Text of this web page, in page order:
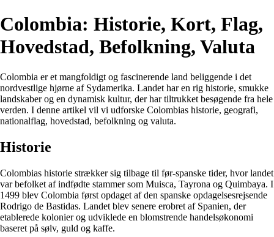
Colombia: Historie, Kort, Flag,
Hovedstad, Befolkning, Valuta
Colombia er et mangfoldigt og fascinerende land beliggende i det
nordvestlige hjørne af Sydamerika. Landet har en rig historie, smukke
landskaber og en dynamisk kultur, der har tiltrukket besøgende fra hele
verden. I denne artikel vil vi udforske Colombias historie, geografi,
nationalflag, hovedstad, befolkning og valuta.
Historie
Colombias historie strækker sig tilbage til før-spanske tider, hvor landet
var befolket af indfødte stammer som Muisca, Tayrona og Quimbaya. I
1499 blev Colombia først opdaget af den spanske opdagelsesrejsende
Rodrigo de Bastidas. Landet blev senere erobret af Spanien, der
etablerede kolonier og udviklede en blomstrende handelsøkonomi
baseret på sølv, guld og kaffe.